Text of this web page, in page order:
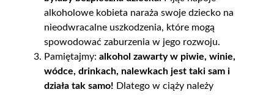
alkoholowe kobieta naraża swoje dziecko na
nieodwracalne uszkodzenia, które mogą
spowodować zaburzenia w jego rozwoju.
Pamiętajmy: alkohol zawarty w piwie, winie,
wódce, drinkach, nalewkach jest taki sam i
działa tak samo! Dlatego w ciąży należy